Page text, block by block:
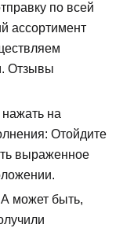
по всей
ассортимент
Отзывы
на
Отойдите
выраженное
может быть,